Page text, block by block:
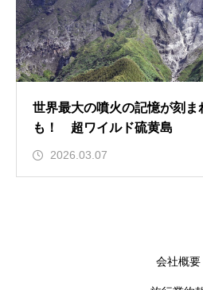
世界最大の噴火の記憶が刻
も！ 超ワイルド硫黄島
2026.03.07
会社概要